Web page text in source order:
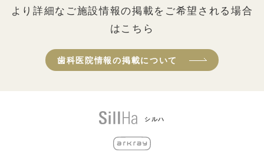
より詳細なご施設情報の掲載をご希望される場合
はこちら
歯科医院情報の掲載について
シルハ